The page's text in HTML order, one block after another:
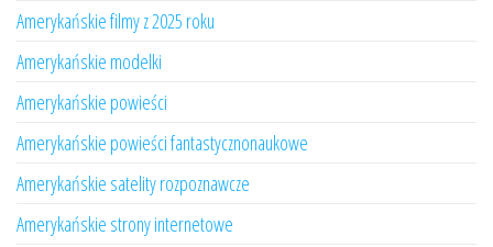
Amerykańskie filmy z 2025 roku
Amerykańskie modelki
Amerykańskie powieści
Amerykańskie powieści fantastycznonaukowe
Amerykańskie satelity rozpoznawcze
Amerykańskie strony internetowe